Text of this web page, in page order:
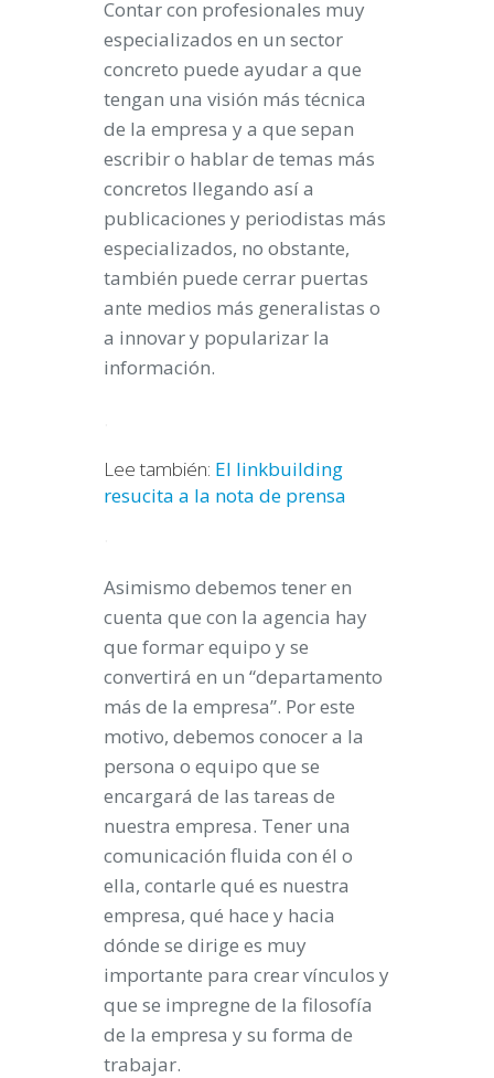
Contar con profesionales muy
especializados en un sector
concreto puede ayudar a que
tengan una visión más técnica
de la empresa y a que sepan
escribir o hablar de temas más
concretos llegando así a
publicaciones y periodistas más
especializados, no obstante,
también puede cerrar puertas
ante medios más generalistas o
a innovar y popularizar la
información.
Lee también: El linkbuilding
resucita a la nota de prensa
Asimismo debemos tener en
cuenta que con la agencia hay
que formar equipo y se
convertirá en un “departamento
más de la empresa”. Por este
motivo, debemos conocer a la
persona o equipo que se
encargará de las tareas de
nuestra empresa. Tener una
comunicación fluida con él o
ella, contarle qué es nuestra
empresa, qué hace y hacia
dónde se dirige es muy
importante para crear vínculos y
que se impregne de la filosofía
de la empresa y su forma de
trabajar.